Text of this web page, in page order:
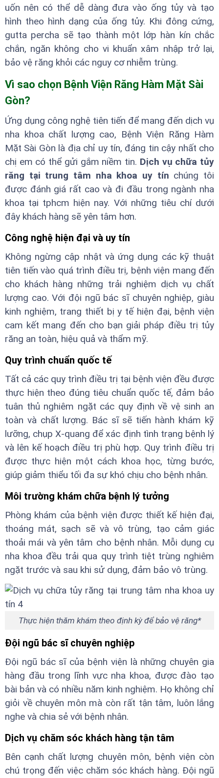
uốn nên có thể dễ dàng đưa vào ống tủy và tạo
hình theo hình dạng của ống tủy. Khi đông cứng,
gutta percha sẽ tạo thành một lớp hàn kín chắc
chắn, ngăn không cho vi khuẩn xâm nhập trở lại,
bảo vệ răng khỏi các nguy cơ nhiễm trùng.
Vì sao chọn Bệnh Viện Răng Hàm Mặt Sài
Gòn?
Ứng dụng công nghệ tiên tiến để mang đến dịch vụ
nha khoa chất lượng cao, Bệnh Viện Răng Hàm
Mặt Sài Gòn là địa chỉ uy tín, đáng tin cậy nhất cho
chị em có thể gửi gắm niềm tin. Dịch vụ chữa tủy
răng tại trung tâm nha khoa uy tín chúng tôi
được đánh giá rất cao và đi đầu trong ngành nha
khoa tại tphcm hiện nay. Với những tiêu chí dưới
đây khách hàng sẽ yên tâm hơn.
Công nghệ hiện đại và uy tín
Không ngừng cập nhật và ứng dụng các kỹ thuật
tiên tiến vào quá trình điều trị, bệnh viện mang đến
cho khách hàng những trải nghiệm dịch vụ chất
lượng cao. Với đội ngũ bác sĩ chuyên nghiệp, giàu
kinh nghiệm, trang thiết bị y tế hiện đại, bệnh viện
cam kết mang đến cho bạn giải pháp điều trị tủy
răng an toàn, hiệu quả và thẩm mỹ.
Quy trình chuẩn quốc tế
Tất cả các quy trình điều trị tại bệnh viện đều được
thực hiện theo đúng tiêu chuẩn quốc tế, đảm bảo
tuân thủ nghiêm ngặt các quy định về vệ sinh an
toàn và chất lượng. Bác sĩ sẽ tiến hành khám kỹ
lưỡng, chụp X-quang để xác định tình trạng bệnh lý
và lên kế hoạch điều trị phù hợp. Quy trình điều trị
được thực hiện một cách khoa học, từng bước,
giúp giảm thiểu tối đa sự khó chịu cho bệnh nhân.
Môi trường khám chữa bệnh lý tưởng
Phòng khám của bệnh viện được thiết kế hiện đại,
thoáng mát, sạch sẽ và vô trùng, tạo cảm giác
thoải mái và yên tâm cho bệnh nhân. Mỗi dụng cụ
nha khoa đều trải qua quy trình tiệt trùng nghiêm
ngặt trước và sau khi sử dụng, đảm bảo vô trùng.
Thực hiện thăm khám theo định kỳ để bảo vệ răng*
Đội ngũ bác sĩ chuyên nghiệp
Đội ngũ bác sĩ của bệnh viện là những chuyên gia
hàng đầu trong lĩnh vực nha khoa, được đào tạo
bài bản và có nhiều năm kinh nghiệm. Họ không chỉ
giỏi về chuyên môn mà còn rất tận tâm, luôn lắng
nghe và chia sẻ với bệnh nhân.
Dịch vụ chăm sóc khách hàng tận tâm
Bên cạnh chất lượng chuyên môn, bệnh viện còn
chú trọng đến việc chăm sóc khách hàng. Đội ngũ